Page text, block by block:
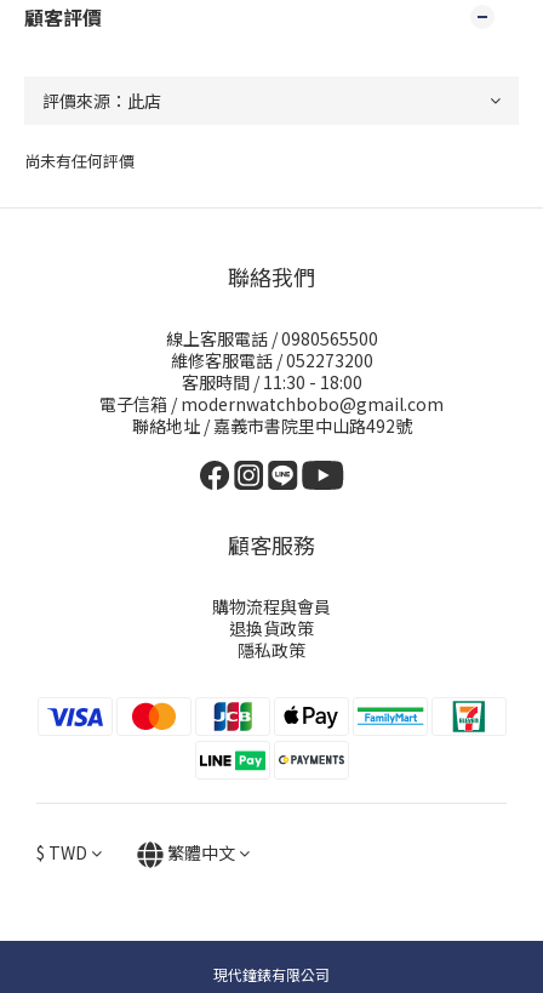
顧客評價
尚未有任何評價
聯絡我們
線上客服電話 / 0980565500
維修客服電話 / 052273200
客服時間 / 11:30 - 18:00
電子信箱 / modernwatchbobo@gmail.com
聯絡地址 / 嘉義市書院里中山路492號
顧客服務
購物流程與會員
退換貨政策
隱私政策
$ TWD 繁體中文
現代鐘錶有限公司